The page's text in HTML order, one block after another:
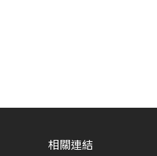
相關連結